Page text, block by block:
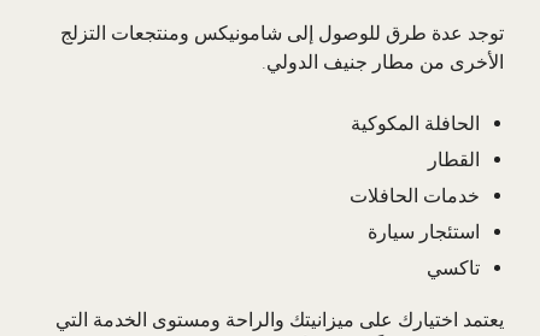
توجد عدة طرق للوصول إلى شامونيكس ومنتجعات التزلج
الأخرى من مطار جنيف الدولي.
الحافلة المكوكية
القطار
خدمات الحافلات
استئجار سيارة
تاكسي
يعتمد اختيارك على ميزانيتك والراحة ومستوى الخدمة التي